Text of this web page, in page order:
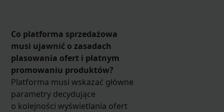
Co platforma sprzedażowa
musi ujawnić o zasadach
plasowania ofert i płatnym
promowaniu produktów?
Platforma musi wskazać główne
parametry decydujące
o kolejności wyświetlania ofert